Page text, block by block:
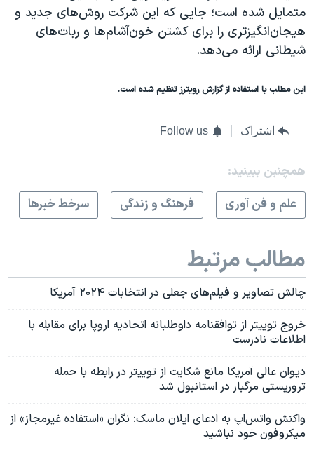
متمایل شده است؛ جایی که این شرکت روش‌های جدید و
هیجان‌انگیزتری را برای کشتن خون‌آشام‌ها و ربات‌های
شیطانی ارائه می‌دهد.
این مطلب با استفاده از گزارش رویترز تنظیم شده است.
اشتراک Follow us
همچنبن ببینید:
علم و فن آوری
فرهنگ و زندگی سرخط خبرها
مطالب مرتبط
چالش تصاویر و فیلم‌های جعلی در انتخابات ۲۰۲۴ آمریکا
خروج توییتر از توافقنامه داوطلبانه اتحادیه اروپا برای مقابله با
اطلاعات‌ نادرست
دیوان عالی آمریکا مانع شکایت از توییتر در رابطه با حمله
تروریستی مرگبار در استانبول شد
واکنش واتس‌اپ به ادعای ایلان ماسک: نگران «استفاده غیرمجاز» از
میکروفون خود نباشید